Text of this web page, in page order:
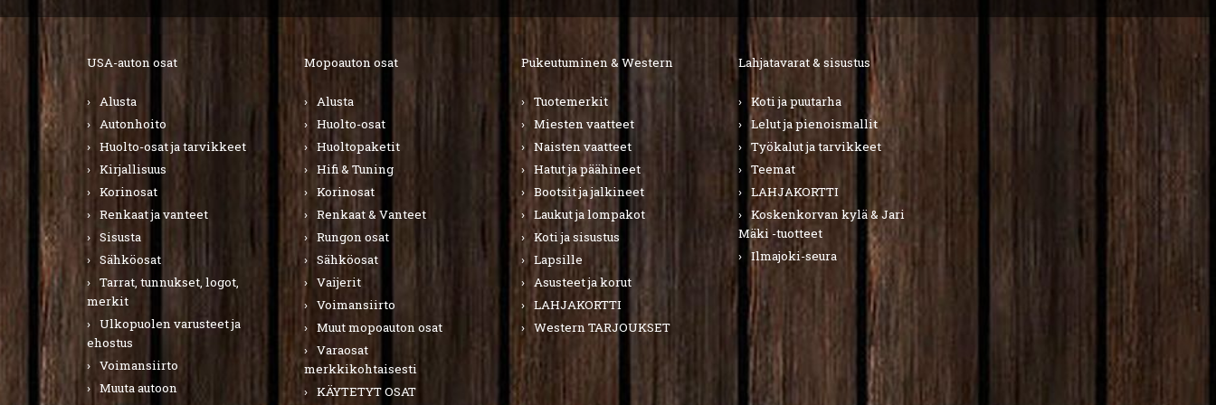
USA-auton osat
Alusta
Autonhoito
Huolto-osat ja tarvikkeet
Kirjallisuus
Korinosat
Renkaat ja vanteet
Sisusta
Sähköosat
Tarrat, tunnukset, logot,
merkit
Ulkopuolen varusteet ja
ehostus
Voimansiirto
Muuta autoon
Mopoauton osat
Alusta
Huolto-osat
Huoltopaketit
Hifi & Tuning
Korinosat
Renkaat & Vanteet
Rungon osat
Sähköosat
Vaijerit
Voimansiirto
Muut mopoauton osat
Varaosat
merkkikohtaisesti
KÄYTETYT OSAT
Pukeutuminen & Western
Tuotemerkit
Miesten vaatteet
Naisten vaatteet
Hatut ja päähineet
Bootsit ja jalkineet
Laukut ja lompakot
Koti ja sisustus
Lapsille
Asusteet ja korut
LAHJAKORTTI
Western TARJOUKSET
Lahjatavarat & sisustus
Koti ja puutarha
Lelut ja pienoismallit
Työkalut ja tarvikkeet
Teemat
LAHJAKORTTI
Koskenkorvan kylä & Jari
Mäki -tuotteet
Ilmajoki-seura